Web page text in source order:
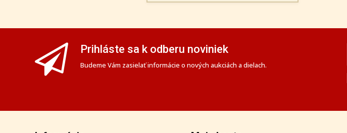
Prihláste sa k odberu noviniek
Budeme Vám zasielať informácie o nových aukciách a dielach.